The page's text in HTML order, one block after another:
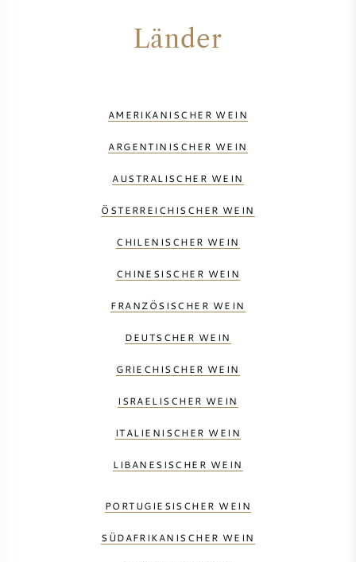
Länder
AMERIKANISCHER WEIN
ARGENTINISCHER WEIN
AUSTRALISCHER WEIN
ÖSTERREICHISCHER WEIN
CHILENISCHER WEIN
CHINESISCHER WEIN
FRANZÖSISCHER WEIN
DEUTSCHER WEIN
GRIECHISCHER WEIN
ISRAELISCHER WEIN
ITALIENISCHER WEIN
LIBANESISCHER WEIN
PORTUGIESISCHER WEIN
SÜDAFRIKANISCHER WEIN